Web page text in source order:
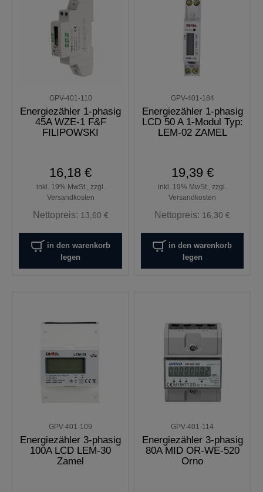
GPV-401-110
Energiezähler 1-phasig
45A WZE-1 F&F
FILIPOWSKI
16,18 €
inkl. 19% MwSt., zzgl.
Versandkosten
Nettopreis: 13,60 €
in den warenkorb
legen
GPV-401-184
Energiezähler 1-phasig
LCD 50 A 1-Modul Typ:
LEM-02 ZAMEL
19,39 €
inkl. 19% MwSt., zzgl.
Versandkosten
Nettopreis: 16,30 €
in den warenkorb
legen
GPV-401-109
Energiezähler 3-phasig
100A LCD LEM-30
Zamel
GPV-401-114
Energiezähler 3-phasig
80A MID OR-WE-520
Orno